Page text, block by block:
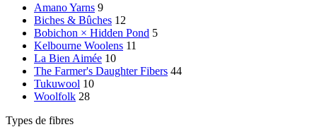
Amano Yarns 9
Biches & Bûches 12
Bobichon × Hidden Pond 5
Kelbourne Woolens 11
La Bien Aimée 10
The Farmer's Daughter Fibers 44
Tukuwool 10
Woolfolk 28
Types de fibres